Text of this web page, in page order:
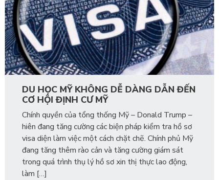
DU HỌC MỸ KHÔNG DỄ DÀNG DẪN ĐẾN
CƠ HỘI ĐỊNH CƯ MỸ
Chính quyền của tổng thống Mỹ – Donald Trump –
hiên đang tăng cường các biện pháp kiểm tra hồ sơ
visa diện làm việc một cách chặt chẽ. Chính phủ Mỹ
đang tăng thêm rào cản và tăng cường giám sát
trong quá trình thụ lý hồ sơ xin thị thực lao động,
làm […]